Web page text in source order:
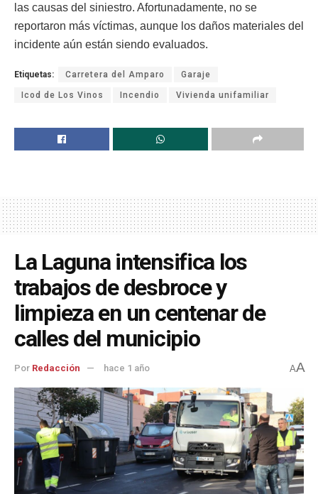
las causas del siniestro. Afortunadamente, no se
reportaron más víctimas, aunque los daños materiales del
incidente aún están siendo evaluados.
Etiquetas: Carretera del Amparo Garaje
Icod de Los Vinos Incendio Vivienda unifamiliar
La Laguna intensifica los
trabajos de desbroce y
limpieza en un centenar de
calles del municipio
Por Redacción hace 1 año AA